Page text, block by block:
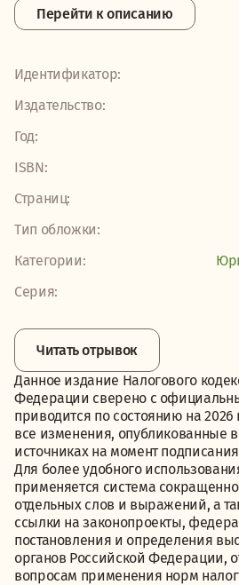
Перейти к описанию
Идентификатор:
Издательство:
Год:
ISBN:
Страниц:
Тип обложки:
Категории:
Серия:
Читать отрывок
Данное издание Налогового
Федерации сверено с
приводится по состоянию на 2026
все изменения, опубликованные
источниках на момент
Для более удобного
применяется система
отдельных слов и выражений, а
ссылки на законопроекты,
постановления и определения
органов Российской Федерации,
вопросам применения норм